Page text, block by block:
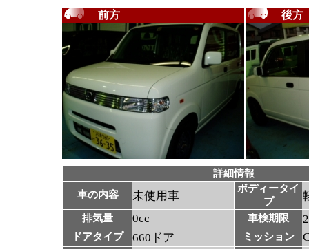
前方 後方
詳細情報
車の内容
未使用車
ボディータイ
プ
排気量 0cc 車検期限
ドアタイプ 660ドア ミッション